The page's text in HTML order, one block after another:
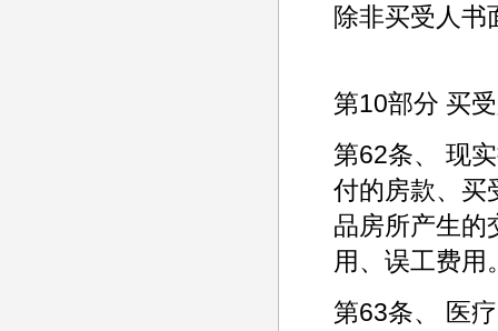
除非买受人书
第10部分 买
第62条、 现
付的房款、买
品房所产生的
用、误工费用
第63条、 医